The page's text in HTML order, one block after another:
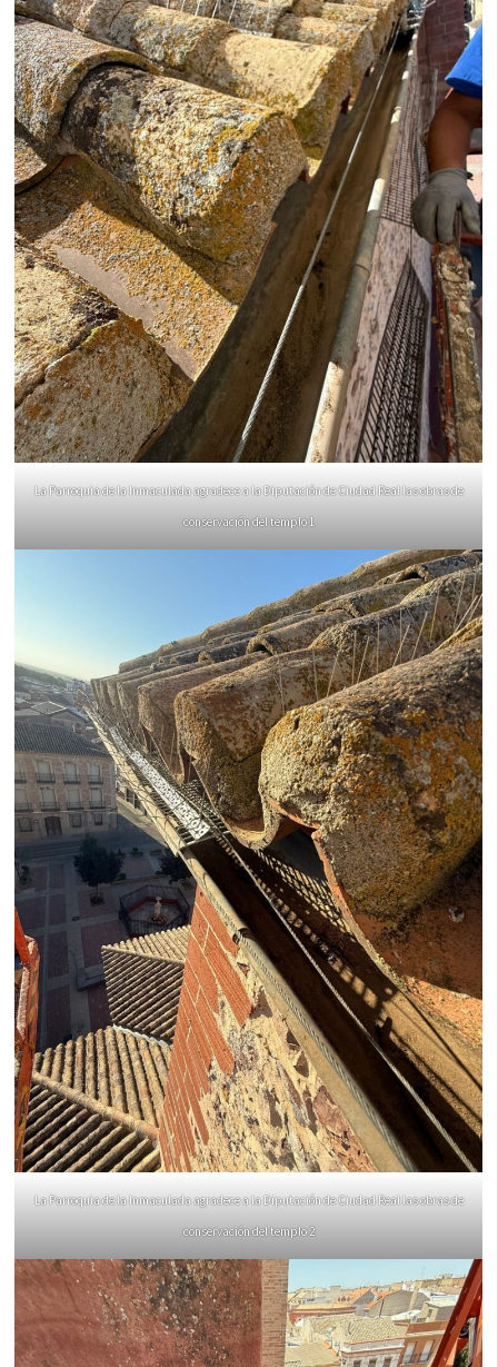
La Parroquia de la Inmaculada agradece a la Diputación de Ciudad Real las obras de
conservación del templo 1
La Parroquia de la Inmaculada agradece a la Diputación de Ciudad Real las obras de
conservación del templo 2